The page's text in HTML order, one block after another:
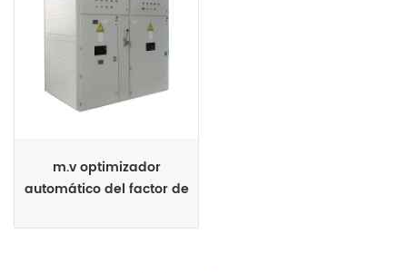
m.v optimizador
automático del factor de